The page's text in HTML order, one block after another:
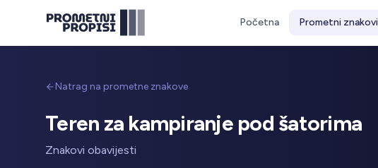
Početna Prometni znakovi
Natrag na prometne znakove
Teren za kampiranje pod šatorima
Znakovi obavijesti